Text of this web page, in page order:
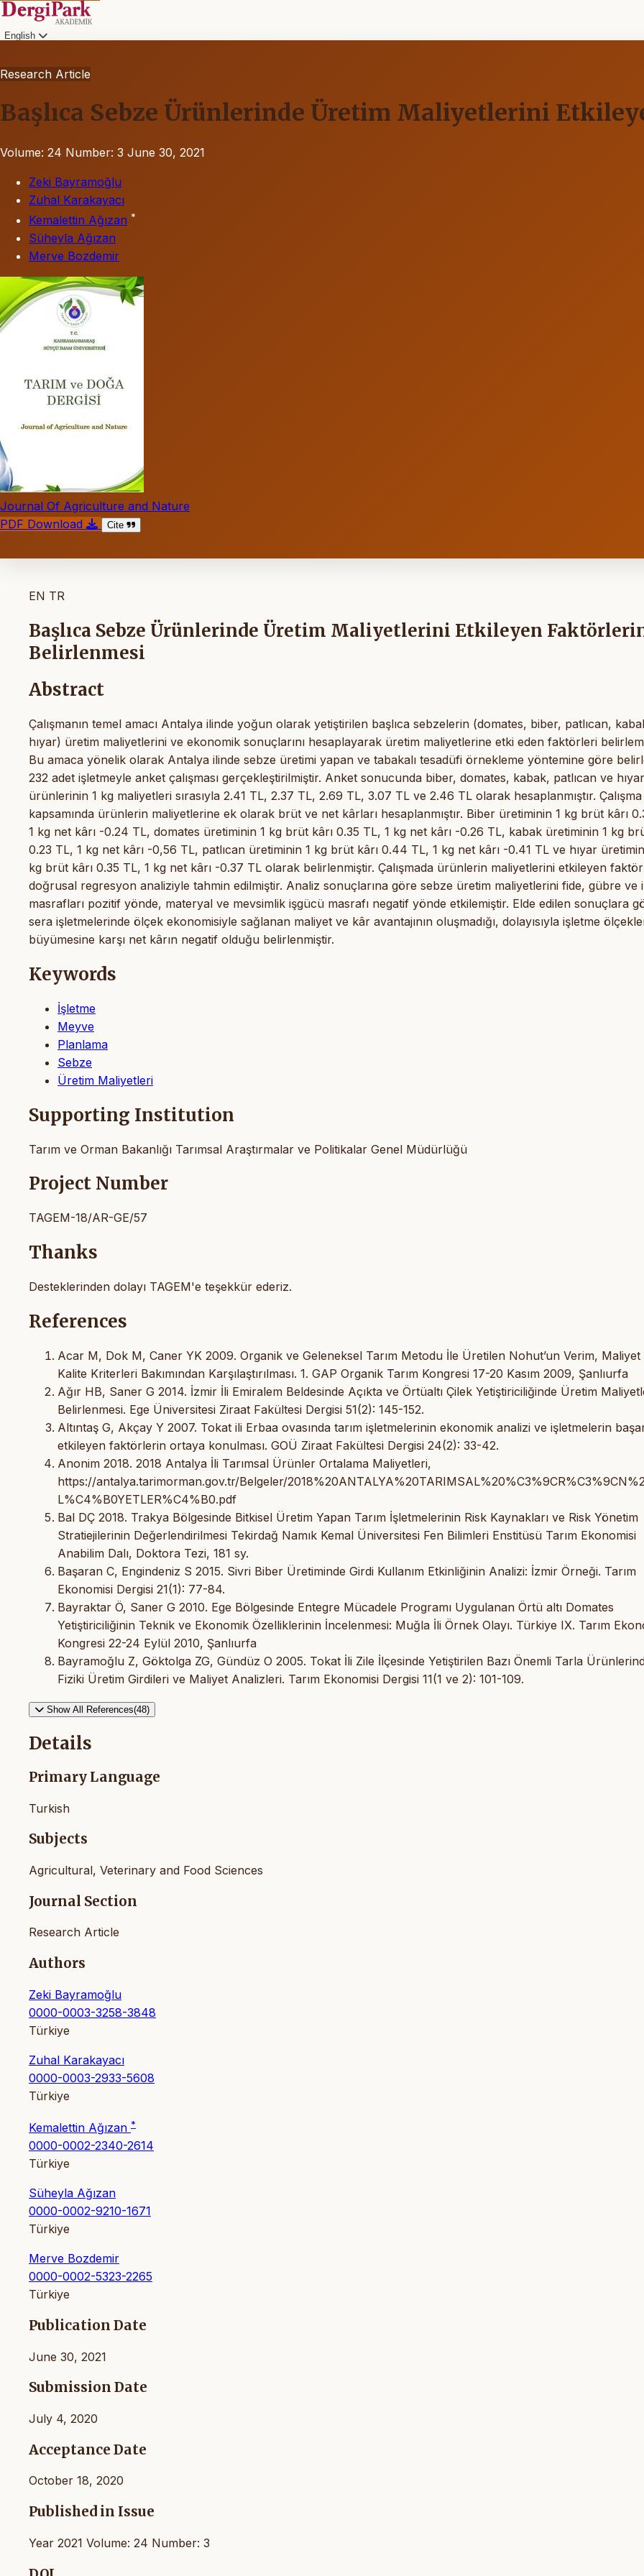
English
Research Article
Başlıca Sebze Ürünlerinde Üretim Maliyetlerini
Volume: 24 Number: 3 June 30, 2021
Zeki Bayramoğlu
Zuhal Karakayacı
Kemalettin Ağızan *
Süheyla Ağızan
Merve Bozdemir
Journal Of Agriculture and Nature
PDF Download
Cite
EN TR
Başlıca Sebze Ürünlerinde Üretim Maliyetlerini Etkileyen
Belirlenmesi
Abstract
Çalışmanın temel amacı Antalya ilinde yoğun olarak yetiştirilen başlıca sebzelerin (domates, biber, patlıcan,
hıyar) üretim maliyetlerini ve ekonomik sonuçlarını hesaplayarak üretim maliyetlerine etki eden faktörleri
Bu amaca yönelik olarak Antalya ilinde sebze üretimi yapan ve tabakalı tesadüfi örnekleme yöntemine göre
232 adet işletmeyle anket çalışması gerçekleştirilmiştir. Anket sonucunda biber, domates, kabak, patlıcan ve hıyar
ürünlerinin 1 kg maliyetleri sırasıyla 2.41 TL, 2.37 TL, 2.69 TL, 3.07 TL ve 2.46 TL olarak hesaplanmıştır. Çalışma
kapsamında ürünlerin maliyetlerine ek olarak brüt ve net kârları hesaplanmıştır. Biber üretiminin 1 kg brüt kârı
1 kg net kârı -0.24 TL, domates üretiminin 1 kg brüt kârı 0.35 TL, 1 kg net kârı -0.26 TL, kabak üretiminin 1 kg
0.23 TL, 1 kg net kârı -0,56 TL, patlıcan üretiminin 1 kg brüt kârı 0.44 TL, 1 kg net kârı -0.41 TL ve hıyar
kg brüt kârı 0.35 TL, 1 kg net kârı -0.37 TL olarak belirlenmiştir. Çalışmada ürünlerin maliyetlerini etkileyen
doğrusal regresyon analiziyle tahmin edilmiştir. Analiz sonuçlarına göre sebze üretim maliyetlerini fide, gübre ve
masrafları pozitif yönde, materyal ve mevsimlik işgücü masrafı negatif yönde etkilemiştir. Elde edilen sonuçlara
sera işletmelerinde ölçek ekonomisiyle sağlanan maliyet ve kâr avantajının oluşmadığı, dolayısıyla işletme
büyümesine karşı net kârın negatif olduğu belirlenmiştir.
Keywords
İşletme
Meyve
Planlama
Sebze
Üretim Maliyetleri
Supporting Institution
Tarım ve Orman Bakanlığı Tarımsal Araştırmalar ve Politikalar Genel Müdürlüğü
Project Number
TAGEM-18/AR-GE/57
Thanks
Desteklerinden dolayı TAGEM'e teşekkür ederiz.
References
Acar M, Dok M, Caner YK 2009. Organik ve Geleneksel Tarım Metodu İle Üretilen Nohut’un Verim, Maliyet
Kalite Kriterleri Bakımından Karşılaştırılması. 1. GAP Organik Tarım Kongresi 17-20 Kasım 2009, Şanlıurfa
Ağır HB, Saner G 2014. İzmir İli Emiralem Beldesinde Açıkta ve Örtüaltı Çilek Yetiştiriciliğinde Üretim
Belirlenmesi. Ege Üniversitesi Ziraat Fakültesi Dergisi 51(2): 145-152.
Altıntaş G, Akçay Y 2007. Tokat ili Erbaa ovasında tarım işletmelerinin ekonomik analizi ve işletmelerin
etkileyen faktörlerin ortaya konulması. GOÜ Ziraat Fakültesi Dergisi 24(2): 33-42.
Anonim 2018. 2018 Antalya İli Tarımsal Ürünler Ortalama Maliyetleri,
https://antalya.tarimorman.gov.tr/Belgeler/
L%C4%B0YETLER%C4%B0.pdf
Bal DÇ 2018. Trakya Bölgesinde Bitkisel Üretim Yapan Tarım İşletmelerinin Risk Kaynakları ve Risk Yönetim
Stratiejilerinin Değerlendirilmesi Tekirdağ Namık Kemal Üniversitesi Fen Bilimleri Enstitüsü Tarım Ekonomisi
Anabilim Dalı, Doktora Tezi, 181 sy.
Başaran C, Engindeniz S 2015. Sivri Biber Üretiminde Girdi Kullanım Etkinliğinin Analizi: İzmir Örneği. Tarım
Ekonomisi Dergisi 21(1): 77-84.
Bayraktar Ö, Saner G 2010. Ege Bölgesinde Entegre Mücadele Programı Uygulanan Örtü altı Domates
Yetiştiriciliğinin Teknik ve Ekonomik Özelliklerinin İncelenmesi: Muğla İli Örnek Olayı. Türkiye IX. Tarım
Kongresi 22-24 Eylül 2010, Şanlıurfa
Bayramoğlu Z, Göktolga ZG, Gündüz O 2005. Tokat İli Zile İlçesinde Yetiştirilen Bazı Önemli Tarla
Fiziki Üretim Girdileri ve Maliyet Analizleri. Tarım Ekonomisi Dergisi 11(1 ve 2): 101-109.
Show All References(48)
Details
Primary Language
Turkish
Subjects
Agricultural, Veterinary and Food Sciences
Journal Section
Research Article
Authors
Zeki Bayramoğlu
0000-0003-3258-3848
Türkiye
Zuhal Karakayacı
0000-0003-2933-5608
Türkiye
Kemalettin Ağızan *
0000-0002-2340-2614
Türkiye
Süheyla Ağızan
0000-0002-9210-1671
Türkiye
Merve Bozdemir
0000-0002-5323-2265
Türkiye
Publication Date
June 30, 2021
Submission Date
July 4, 2020
Acceptance Date
October 18, 2020
Published in Issue
Year 2021 Volume: 24 Number: 3